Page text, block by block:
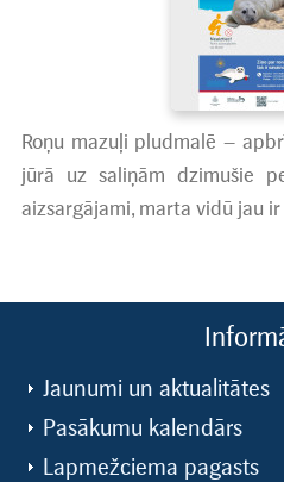
Roņu mazuļi pludmalē –
jūrā uz saliņām dzimušie
aizsargājami, marta vidū jau
Jaunumi un aktualitātes
Pasākumu kalendārs
Lapmežciema pagasts